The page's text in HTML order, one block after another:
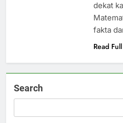
dekat
fakta
Read
Search